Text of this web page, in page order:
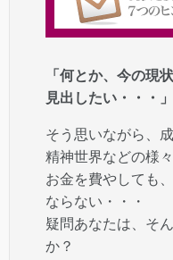
「何とか、今の現
見出したい・・・」
そう思いながら、
精神世界などの様
お金を費やしても
ならない・・・
疑問あなたは、そ
か？